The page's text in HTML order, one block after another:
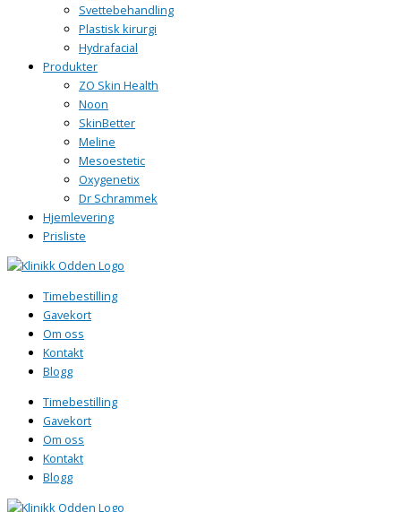
Svettebehandling
Plastisk kirurgi
Hydrafacial
Produkter
ZO Skin Health
Noon
SkinBetter
Meline
Mesoestetic
Oxygenetix
Dr Schrammek
Hjemlevering
Prisliste
Timebestilling
Gavekort
Om oss
Kontakt
Blogg
Timebestilling
Gavekort
Om oss
Kontakt
Blogg